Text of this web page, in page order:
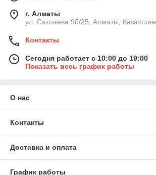
г. Алматы
ул. Сатпаева 90/25, Алматы, Казахстан
Контакты
Сегодня работает с 10:00 до 19:00
Показать весь график работы
О нас
Контакты
Доставка и оплата
График работы